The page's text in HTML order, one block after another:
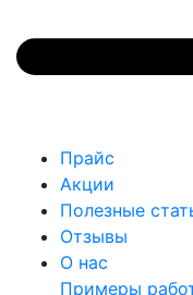
Прайс
Акции
Полезные
Отзывы
О нас
Примеры